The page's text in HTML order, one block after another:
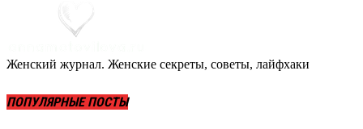
Женский журнал. Женские секреты, советы, лайфхаки
ПОПУЛЯРНЫЕ ПОСТЫ